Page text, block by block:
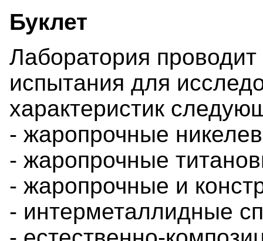
Буклет
Лаборатория
испытания для
характеристик
- жаропрочные
- жаропрочные
- жаропрочные и
- интерметаллидные